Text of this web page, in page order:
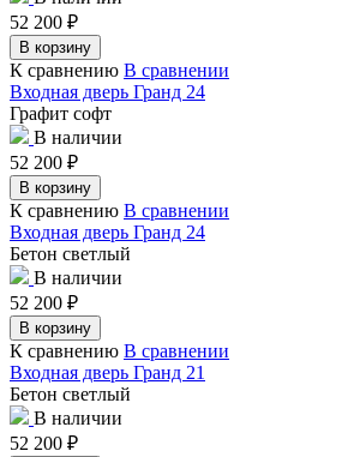
52 200 ₽
В корзину
К сравнению В сравнении
Входная дверь Гранд 24
Графит софт
В наличии
52 200 ₽
В корзину
К сравнению В сравнении
Входная дверь Гранд 24
Бетон светлый
В наличии
52 200 ₽
В корзину
К сравнению В сравнении
Входная дверь Гранд 21
Бетон светлый
В наличии
52 200 ₽